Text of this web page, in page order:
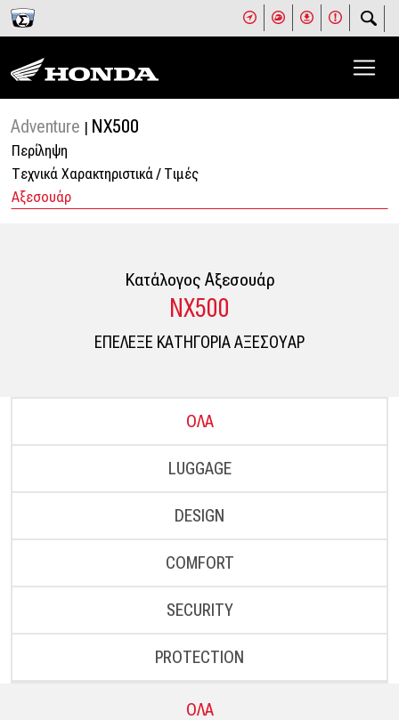
Adventure | NX500
Περίληψη
Tεχνικά Χαρακτηριστικά / Tιμές
Αξεσουάρ
Κατάλογος Aξεσουάρ
NX500
ΕΠΕΛΕΞΕ ΚΑΤΗΓΟΡΙΑ ΑΞΕΣΟΥΑΡ
ΟΛΑ
LUGGAGE
DESIGN
COMFORT
SECURITY
PROTECTION
ΟΛΑ